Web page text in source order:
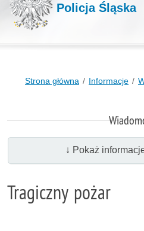
Policja Śląska
Strona główna Informacje
↓ Pokaż
Tragiczny pożar